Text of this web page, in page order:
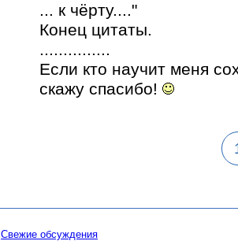
... к чёрту...."
Конец цитаты.
...............
Если кто научит меня
скажу спасибо!
Свежие обсуждения